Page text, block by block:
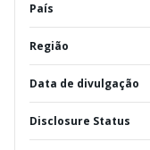
País
Região
Data de divulgação
Disclosure Status